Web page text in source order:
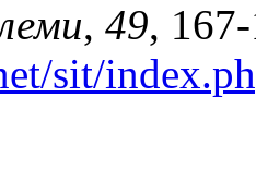
, 49,
sit/